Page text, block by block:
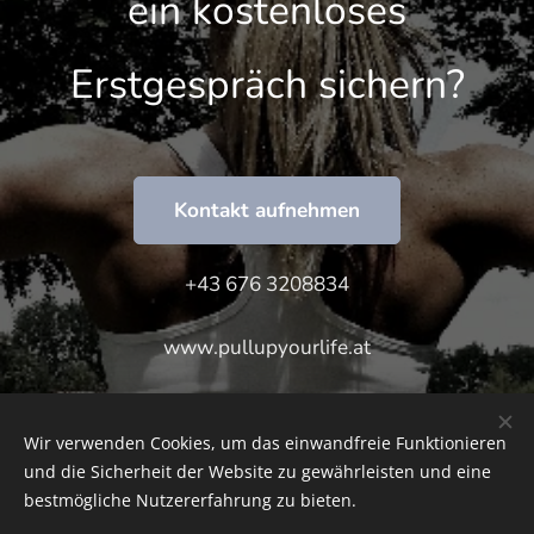
Erstgespräch sichern?
Kontakt aufnehmen
+43 676 3208834
www.pullupyourlife.at
Wir verwenden Cookies, um das einwandfreie Funktionieren
und die Sicherheit der Website zu gewährleisten und eine
bestmögliche Nutzererfahrung zu bieten.